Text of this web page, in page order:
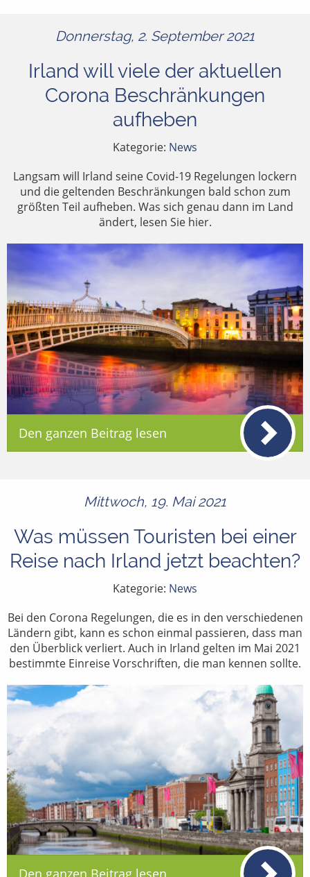
Donnerstag, 2. September 2021
Irland will viele der aktuellen
Corona Beschränkungen
aufheben
Kategorie: News
Langsam will Irland seine Covid-19 Regelungen lockern
und die geltenden Beschränkungen bald schon zum
größten Teil aufheben. Was sich genau dann im Land
ändert, lesen Sie hier.
Den ganzen Beitrag lesen
Mittwoch, 19. Mai 2021
Was müssen Touristen bei einer
Reise nach Irland jetzt beachten?
Kategorie: News
Bei den Corona Regelungen, die es in den verschiedenen
Ländern gibt, kann es schon einmal passieren, dass man
den Überblick verliert. Auch in Irland gelten im Mai 2021
bestimmte Einreise Vorschriften, die man kennen sollte.
Den ganzen Beitrag lesen